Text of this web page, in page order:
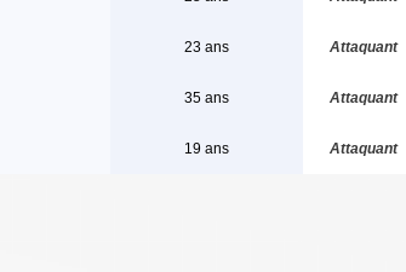
23 ans Attaquant
35 ans Attaquant
19 ans Attaquant